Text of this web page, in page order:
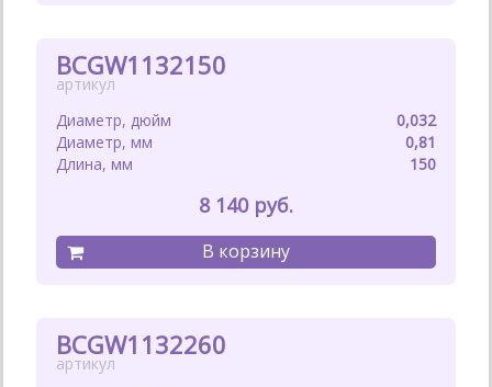
0,032
0,81
150
BCGW1132150
8 140
BCGW1132260